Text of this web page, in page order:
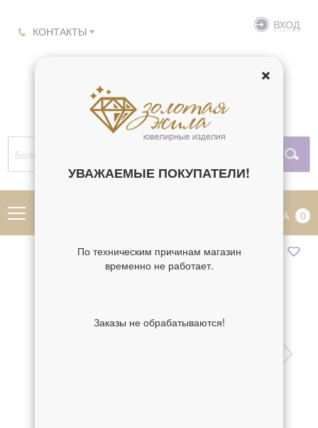
КОНТАКТЫ ВХОД
КОРЗИНА 0
УВАЖАЕМЫЕ ПОКУПАТЕЛИ!
По техническим причинам магазин
временно не работает.
Заказы не обрабатываются!